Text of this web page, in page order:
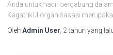
Anda untuk hadir bergabung
KagatrikUI organisasasi
Oleh Admin User, 2 tahun yang